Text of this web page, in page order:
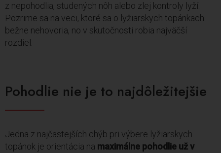
z nepohodlia, studených nôh alebo zlej kontroly lyží.
Pozrime sa na veci, ktoré sa o lyžiarskych topánkach
bežne nehovoria, no v skutočnosti robia najväčší
rozdiel.
Pohodlie nie je to najdôležitejšie
Jedna z najčastejších chýb pri výbere lyžiarskych
topánok je orientácia na maximálne pohodlie už v